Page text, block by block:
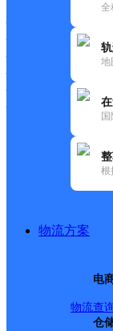
全
地
根
物流方案
电
物流查
仓
网点筛
已选
罕区 ✕
安能
韵达速递